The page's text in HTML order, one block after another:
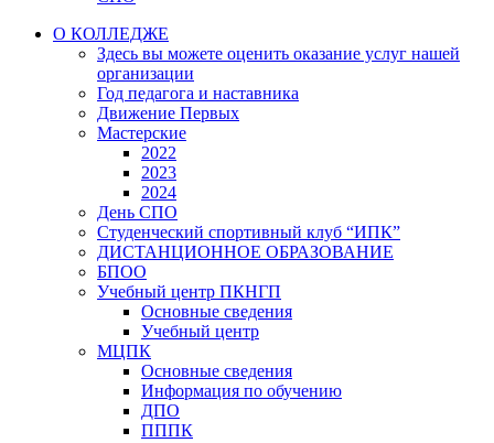
О КОЛЛЕДЖЕ
Здесь вы можете оценить оказание услуг нашей
организации
Год педагога и наставника
Движение Первых
Мастерские
2022
2023
2024
День СПО
Студенческий спортивный клуб “ИПК”
ДИСТАНЦИОННОЕ ОБРАЗОВАНИЕ
БПОО
Учебный центр ПКНГП
Основные сведения
Учебный центр
МЦПК
Основные сведения
Информация по обучению
ДПО
ПППК